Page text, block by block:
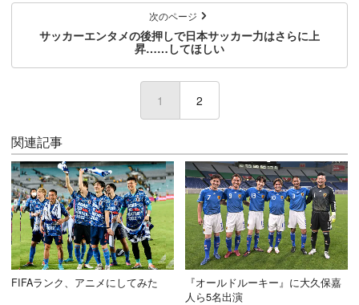
次のページ
サッカーエンタメの後押しで日本サッカー力はさらに上
昇……してほしい
1 (current)
2
関連記事
FIFAランク、アニメにしてみた
『オールドルーキー』に大久保嘉
人ら5名出演